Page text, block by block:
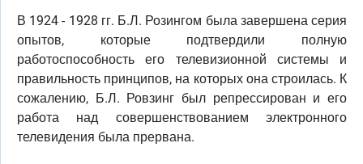
В 1924 - 1928 гг. Б.Л. Розингом была завершена серия
опытов, которые подтвердили полную
работоспособность его телевизионной системы и
правильность принципов, на которых она строилась. К
сожалению, Б.Л. Ровзинг был репрессирован и его
работа над совершенствованием электронного
телевидения была прервана.